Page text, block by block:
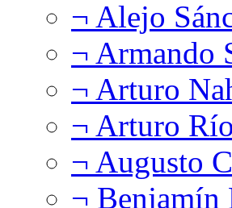
¬ Alejo
¬ Armando
¬ Arturo
¬ Arturo
¬ Augusto
¬ Benjamín